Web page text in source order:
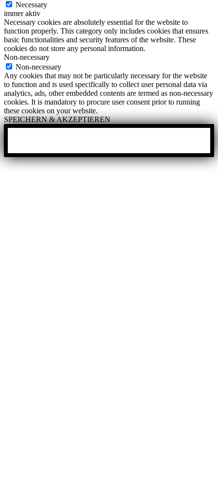
Necessary
immer aktiv
Necessary cookies are absolutely essential for the website to
function properly. This category only includes cookies that ensures
basic functionalities and security features of the website. These
cookies do not store any personal information.
Non-necessary
Non-necessary
Any cookies that may not be particularly necessary for the website
to function and is used specifically to collect user personal data via
analytics, ads, other embedded contents are termed as non-necessary
cookies. It is mandatory to procure user consent prior to running
these cookies on your website.
SPEICHERN & AKZEPTIEREN